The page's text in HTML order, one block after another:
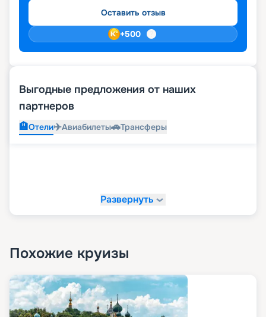
Оставить отзыв
+500
Выгодные предложения от наших
партнеров
🏨Отели✈️Авиабилеты🚗Трансферы
Развернуть
Похожие круизы